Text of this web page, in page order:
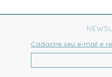
Cadastre seu e-mail e